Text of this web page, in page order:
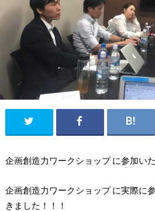
企画創造力ワークショップ に参加い
企画創造力ワークショップ に実際に
きました！！！